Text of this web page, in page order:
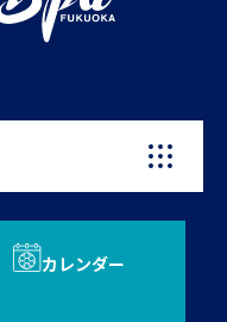
カレンダー